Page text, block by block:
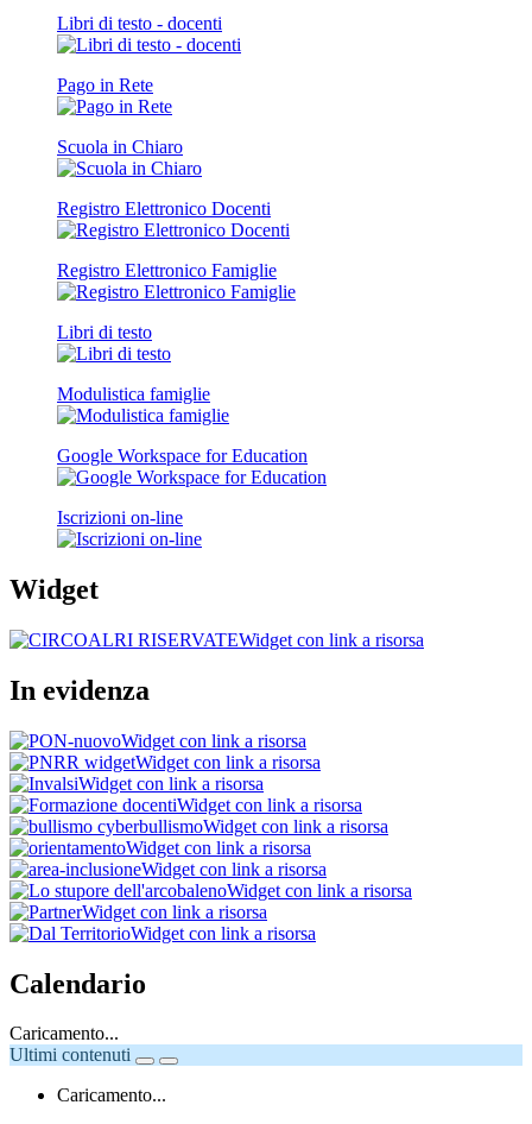
Libri di testo - docenti
Pago in Rete
Scuola in Chiaro
Registro Elettronico Docenti
Registro Elettronico Famiglie
Libri di testo
Modulistica famiglie
Google Workspace for Education
Iscrizioni on-line
Widget
Widget con link a risorsa
In evidenza
Widget con link a risorsa
Widget con link a risorsa
Widget con link a risorsa
Widget con link a risorsa
Widget con link a risorsa
Widget con link a risorsa
Widget con link a risorsa
Widget con link a risorsa
Widget con link a risorsa
Widget con link a risorsa
Calendario
Caricamento...
Ultimi contenuti
Caricamento...